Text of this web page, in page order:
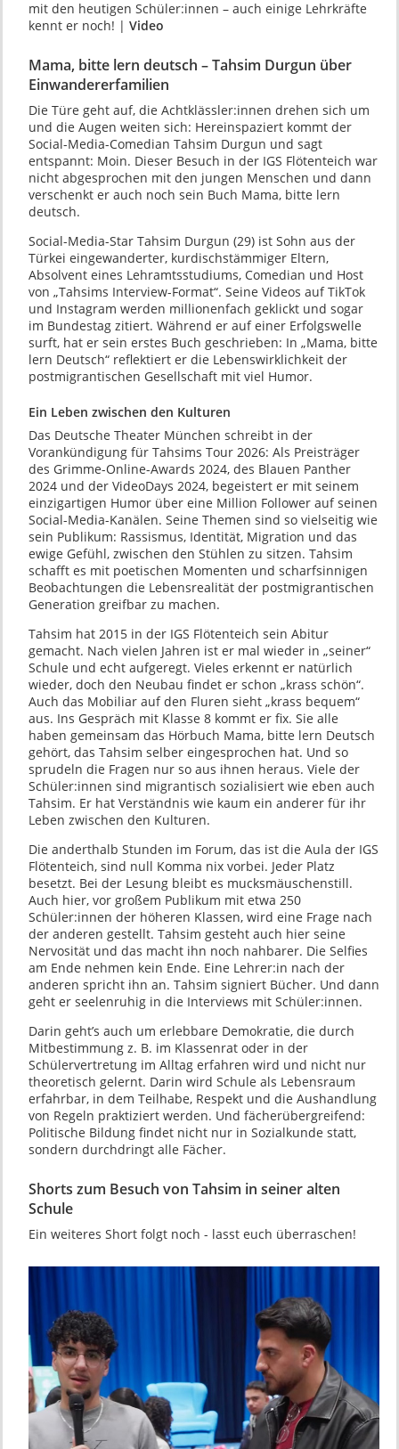
mit den heutigen Schüler:innen – auch einige Lehrkräfte
kennt er noch! | Video
Mama, bitte lern deutsch – Tahsim Durgun über
Einwandererfamilien
Die Türe geht auf, die Achtklässler:innen drehen sich um
und die Augen weiten sich: Hereinspaziert kommt der
Social-Media-Comedian Tahsim Durgun und sagt
entspannt: Moin. Dieser Besuch in der IGS Flötenteich war
nicht abgesprochen mit den jungen Menschen und dann
verschenkt er auch noch sein Buch Mama, bitte lern
deutsch.
Social-Media-Star Tahsim Durgun (29) ist Sohn aus der
Türkei eingewanderter, kurdischstämmiger Eltern,
Absolvent eines Lehramtsstudiums, Comedian und Host
von „Tahsims Interview-Format“. Seine Videos auf TikTok
und Instagram werden millionenfach geklickt und sogar
im Bundestag zitiert. Während er auf einer Erfolgswelle
surft, hat er sein erstes Buch geschrieben: In „Mama, bitte
lern Deutsch“ reflektiert er die Lebenswirklichkeit der
postmigrantischen Gesellschaft mit viel Humor.
Ein Leben zwischen den Kulturen
Das Deutsche Theater München schreibt in der
Vorankündigung für Tahsims Tour 2026: Als Preisträger
des Grimme-Online-Awards 2024, des Blauen Panther
2024 und der VideoDays 2024, begeistert er mit seinem
einzigartigen Humor über eine Million Follower auf seinen
Social-Media-Kanälen. Seine Themen sind so vielseitig wie
sein Publikum: Rassismus, Identität, Migration und das
ewige Gefühl, zwischen den Stühlen zu sitzen. Tahsim
schafft es mit poetischen Momenten und scharfsinnigen
Beobachtungen die Lebensrealität der postmigrantischen
Generation greifbar zu machen.
Tahsim hat 2015 in der IGS Flötenteich sein Abitur
gemacht. Nach vielen Jahren ist er mal wieder in „seiner“
Schule und echt aufgeregt. Vieles erkennt er natürlich
wieder, doch den Neubau findet er schon „krass schön“.
Auch das Mobiliar auf den Fluren sieht „krass bequem“
aus. Ins Gespräch mit Klasse 8 kommt er fix. Sie alle
haben gemeinsam das Hörbuch Mama, bitte lern Deutsch
gehört, das Tahsim selber eingesprochen hat. Und so
sprudeln die Fragen nur so aus ihnen heraus. Viele der
Schüler:innen sind migrantisch sozialisiert wie eben auch
Tahsim. Er hat Verständnis wie kaum ein anderer für ihr
Leben zwischen den Kulturen.
Die anderthalb Stunden im Forum, das ist die Aula der IGS
Flötenteich, sind null Komma nix vorbei. Jeder Platz
besetzt. Bei der Lesung bleibt es mucksmäuschenstill.
Auch hier, vor großem Publikum mit etwa 250
Schüler:innen der höheren Klassen, wird eine Frage nach
der anderen gestellt. Tahsim gesteht auch hier seine
Nervosität und das macht ihn noch nahbarer. Die Selfies
am Ende nehmen kein Ende. Eine Lehrer:in nach der
anderen spricht ihn an. Tahsim signiert Bücher. Und dann
geht er seelenruhig in die Interviews mit Schüler:innen.
Darin geht’s auch um erlebbare Demokratie, die durch
Mitbestimmung z. B. im Klassenrat oder in der
Schülervertretung im Alltag erfahren wird und nicht nur
theoretisch gelernt. Darin wird Schule als Lebensraum
erfahrbar, in dem Teilhabe, Respekt und die Aushandlung
von Regeln praktiziert werden. Und fächerübergreifend:
Politische Bildung findet nicht nur in Sozialkunde statt,
sondern durchdringt alle Fächer.
Shorts zum Besuch von Tahsim in seiner alten
Schule
Ein weiteres Short folgt noch - lasst euch überraschen!